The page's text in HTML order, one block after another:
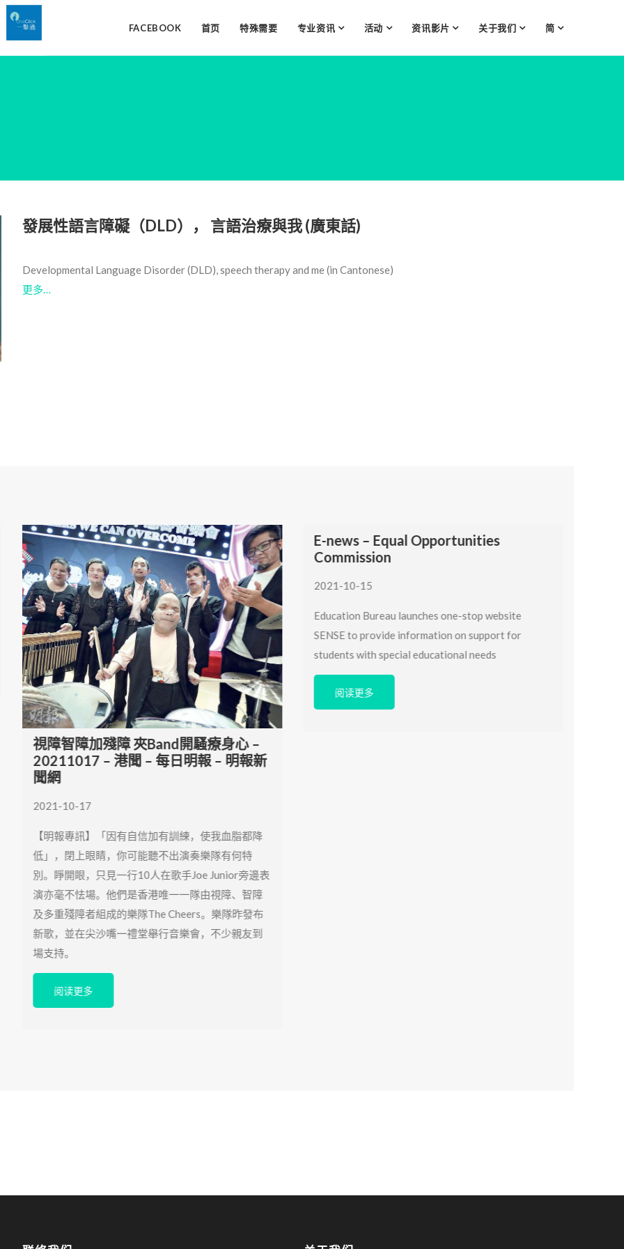
FACEBOOK 首页 特殊需要 专业资讯 活动 资讯影片 关于我们 简
發展性語言障礙（DLD）， 言語治療與我 (廣東話)
Developmental Language Disorder (DLD), speech therapy and me (in Cantonese)
更多…
視障智障加殘障 夾Band開騷療身心 –
20211017 – 港聞 – 每日明報 – 明報新
聞網
2021-10-17
【明報專訊】「因有自信加有訓練，使我血脂都降
低」，閉上眼睛，你可能聽不出演奏樂隊有何特
別。睜開眼，只見一行10人在歌手Joe Junior旁邊表
演亦毫不怯場。他們是香港唯一一隊由視障、智障
及多重殘障者組成的樂隊The Cheers。樂隊昨發布
新歌，並在尖沙嘴一禮堂舉行音樂會，不少親友到
場支持。
阅读更多
E-news – Equal Opportunities
Commission
2021-10-15
Education Bureau launches one-stop website
SENSE to provide information on support for
students with special educational needs
阅读更多